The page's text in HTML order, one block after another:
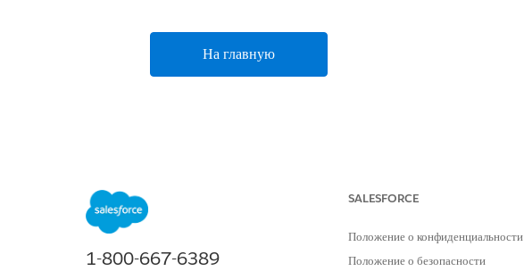
На главную
1-800-667-6389
SALESFORCE
Положение о конфиденциальности
Положение о безопасности